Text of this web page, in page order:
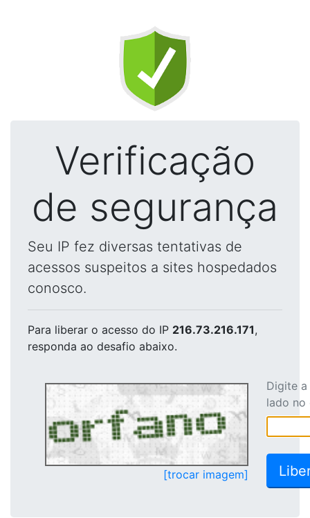
Verificação
de segurança
Seu IP fez diversas tentativas de
acessos suspeitos a sites hospedados
conosco.
Para liberar o acesso do IP 216.73.216.171,
responda ao desafio abaixo.
[trocar imagem]
Digite
lado no